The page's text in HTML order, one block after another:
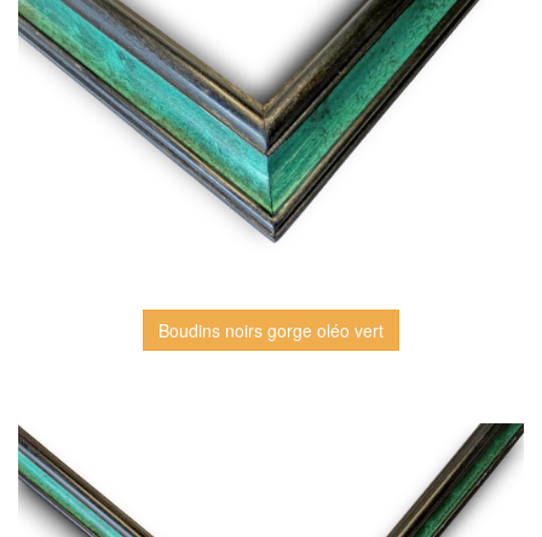
Boudins noirs gorge oléo vert